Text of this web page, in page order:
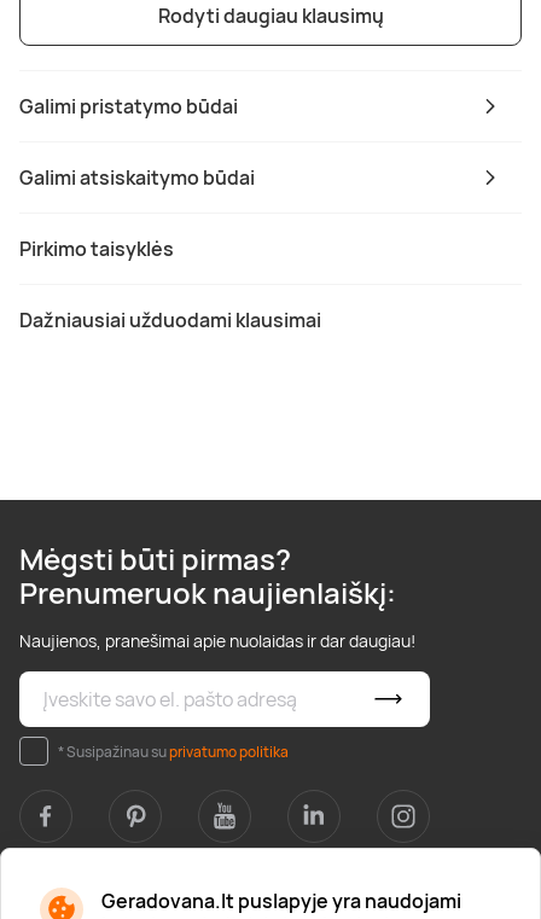
Geradovana.lt puslapyje yra naudojami
Galimi pristatymo būdai
Galimi atsiskaitymo būdai
Pirkimo taisyklės
Dažniausiai užduodami klausimai
Rodyti daugiau klausimų
Mėgsti būti pirmas?
Prenumeruok naujienlaiškį:
Naujienos, pranešimai apie nuolaidas ir dar daugiau!
* Susipažinau suprivatumo politika
Apie mus